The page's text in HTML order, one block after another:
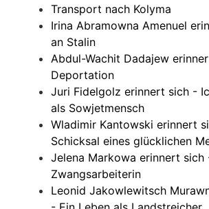
Transport nach Kolyma
Irina Abramowna Amenuel
an Stalin
Abdul-Wachit Dadajew
Deportation
Juri Fidelgolz erinnert sich -
als Sowjetmensch
Wladimir Kantowski erinnert
Schicksal eines glücklichen
Jelena Markowa erinnert sich
Zwangsarbeiterin
Leonid Jakowlewitsch